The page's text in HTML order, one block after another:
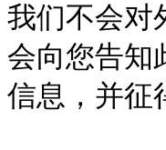
我们不会对
会向您告知
信息，并征